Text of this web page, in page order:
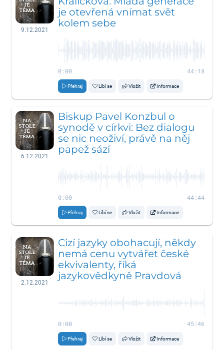
9.12.2021
je otevřená vnímat svět
kolem sebe
0:00 44:18
Přehraj Líbí se Vložit Informace
6.12.2021
Biskup Pavel Konzbul o
synodě v církvi: Bez dialogu
se nic neoživí, právě na něj
papež sází
0:00 44:44
Přehraj Líbí se Vložit Informace
2.12.2021
Cizí jazyky obohacují, někdy
nemá cenu vytvářet české
ekvivalenty, říká
jazykovědkyně Pravdová
0:00 45:46
Přehraj Líbí se Vložit Informace